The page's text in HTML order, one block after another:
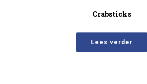
Crabsticks
Lees verder